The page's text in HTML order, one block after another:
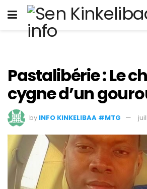
Pastalibérie : Le
cygne d’un
by INFO KINKELIBAA #MTG